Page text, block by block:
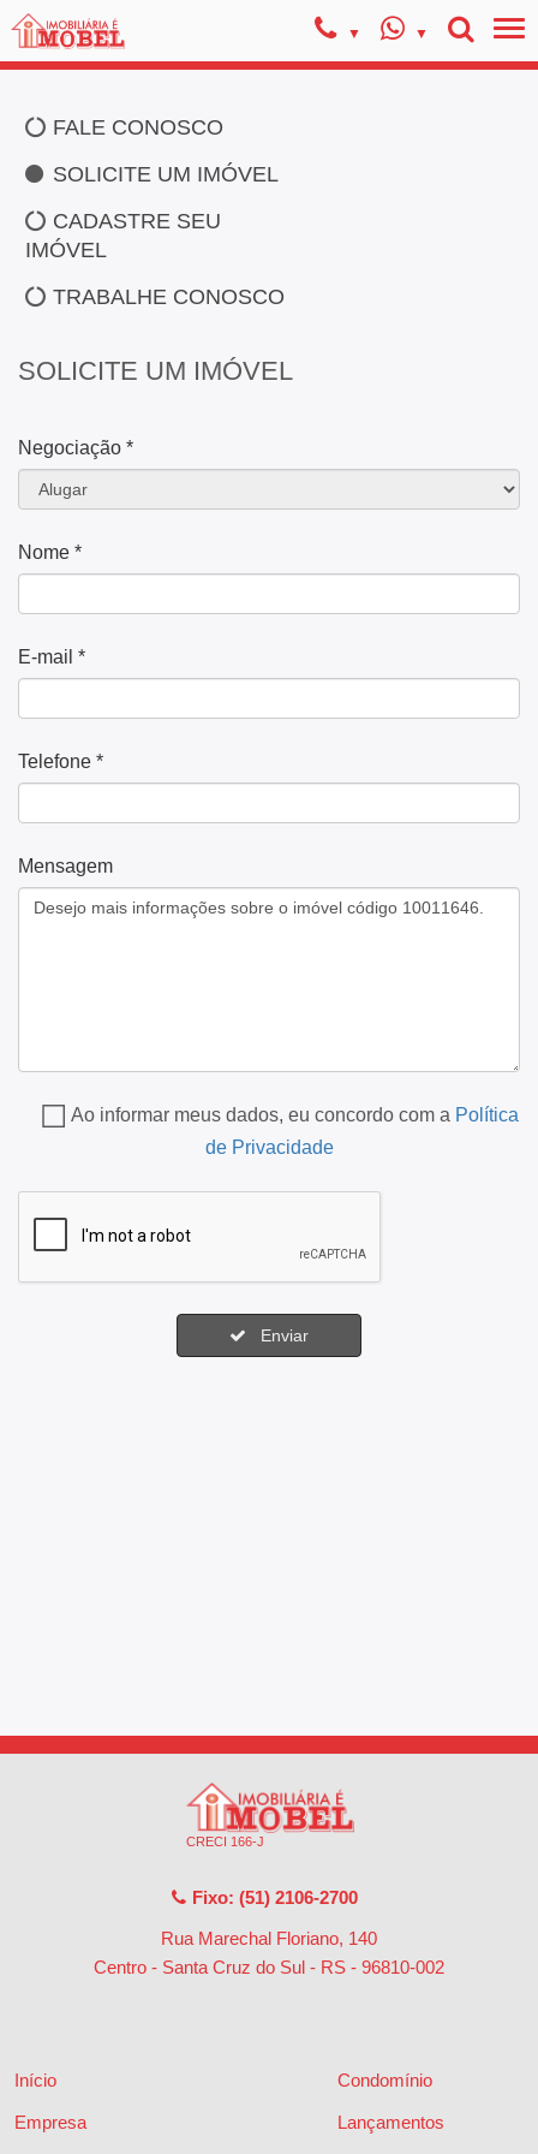
FALE CONOSCO
SOLICITE UM IMÓVEL
CADASTRE SEU
IMÓVEL
TRABALHE CONOSCO
SOLICITE UM IMÓVEL
Negociação *
Nome *
E-mail *
Telefone *
Mensagem
Ao informar meus dados, eu concordo com a Política
de Privacidade
Enviar
CRECI 166-J
Fixo: (51) 2106-2700
Rua Marechal Floriano, 140
Centro - Santa Cruz do Sul - RS - 96810-002
Início
Empresa
Condomínio
Lançamentos